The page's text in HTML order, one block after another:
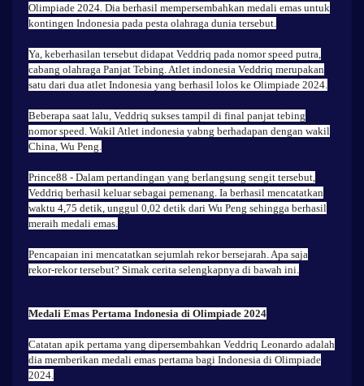
Olimpiade 2024. Dia berhasil mempersembahkan medali emas untuk
kontingen Indonesia pada pesta olahraga dunia tersebut.
Ya, keberhasilan tersebut didapat Veddriq pada nomor speed putra,
cabang olahraga Panjat Tebing. Atlet indonesia Veddriq merupakan
satu dari dua atlet Indonesia yang berhasil lolos ke Olimpiade 2024.
Beberapa saat lalu, Veddriq sukses tampil di final panjat tebing
nomor speed. Wakil Atlet indonesia yabng berhadapan dengan wakil
China, Wu Peng.
Prince88 - Dalam pertandingan yang berlangsung sengit tersebut,
Veddriq berhasil keluar sebagai pemenang. Ia berhasil mencatatkan
waktu 4,75 detik, unggul 0,02 detik dari Wu Peng sehingga berhasil
meraih medali emas.
Pencapaian ini mencatatkan sejumlah rekor bersejarah. Apa saja
rekor-rekor tersebut? Simak cerita selengkapnya di bawah ini.
Medali Emas Pertama Indonesia di Olimpiade 2024
Catatan apik pertama yang dipersembahkan Veddriq Leonardo adalah
dia memberikan medali emas pertama bagi Indonesia di Olimpiade
2024.